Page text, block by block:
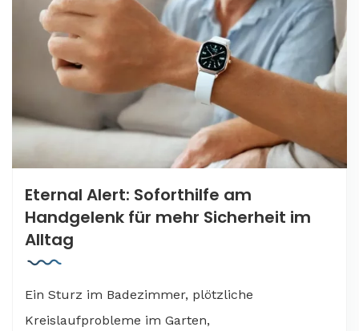
Eternal Alert: Soforthilfe am
Handgelenk für mehr Sicherheit im
Alltag
Ein Sturz im Badezimmer, plötzliche
Kreislaufprobleme im Garten,